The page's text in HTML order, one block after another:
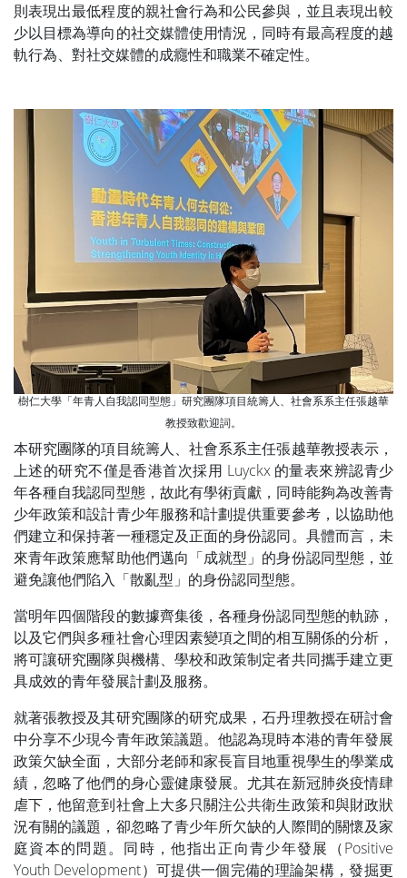
則表現出最低程度的親社會行為和公民參與，並且表現出較
少以目標為導向的社交媒體使用情況，同時有最高程度的越
軌行為、對社交媒體的成癮性和職業不確定性。
樹仁大學「年青人自我認同型態」研究團隊項目統籌人、社會系系主任張越華
教授致歡迎詞。
本研究團隊的項目統籌人、社會系系主任張越華教授表示，
上述的研究不僅是香港首次採用 Luyckx 的量表來辨認青少
年各種自我認同型態，故此有學術貢獻，同時能夠為改善青
少年政策和設計青少年服務和計劃提供重要參考，以協助他
們建立和保持著一種穩定及正面的身份認同。具體而言，未
來青年政策應幫助他們邁向「成就型」的身份認同型態，並
避免讓他們陷入「散亂型」的身份認同型態。
當明年四個階段的數據齊集後，各種身份認同型態的軌跡，
以及它們與多種社會心理因素變項之間的相互關係的分析，
將可讓研究團隊與機構、學校和政策制定者共同攜手建立更
具成效的青年發展計劃及服務。
就著張教授及其研究團隊的研究成果，石丹理教授在研討會
中分享不少現今青年政策議題。他認為現時本港的青年發展
政策欠缺全面，大部分老師和家長盲目地重視學生的學業成
績，忽略了他們的身心靈健康發展。尤其在新冠肺炎疫情肆
虐下，他留意到社會上大多只關注公共衛生政策和與財政狀
況有關的議題，卻忽略了青少年所欠缺的人際間的關懷及家
庭資本的問題。同時，他指出正向青少年發展（Positive
Youth Development）可提供一個完備的理論架構，發掘更